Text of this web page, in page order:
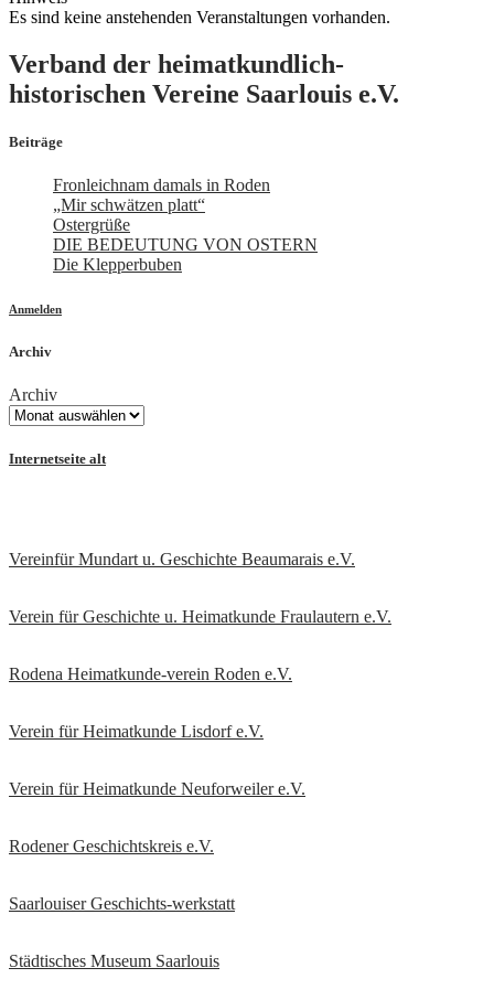
Es sind keine anstehenden Veranstaltungen vorhanden.
Verband der heimatkundlich-
historischen Vereine Saarlouis e.V.
Beiträge
Fronleichnam damals in Roden
„Mir schwätzen platt“
Ostergrüße
DIE BEDEUTUNG VON OSTERN
Die Klepperbuben
Anmelden
Archiv
Archiv
Internetseite alt
Vereinfür Mundart u. Geschichte Beaumarais e.V.
Verein für Geschichte u. Heimatkunde Fraulautern e.V.
Rodena Heimatkunde-verein Roden e.V.
Verein für Heimatkunde Lisdorf e.V.
Verein für Heimatkunde Neuforweiler e.V.
Rodener Geschichtskreis e.V.
Saarlouiser Geschichts-werkstatt
Städtisches Museum Saarlouis